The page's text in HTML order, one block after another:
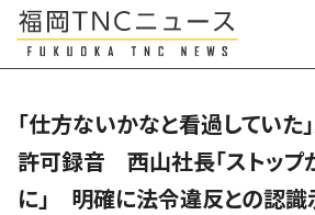
「仕方ないかなと看過していた
許可録音 西山社長「ストップ
に」 明確に法令違反との認